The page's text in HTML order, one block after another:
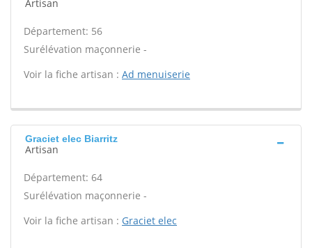
Artisan
Département: 56
Surélévation maçonnerie -
Voir la fiche artisan : Ad menuiserie
Graciet elec Biarritz
Artisan
Département: 64
Surélévation maçonnerie -
Voir la fiche artisan : Graciet elec